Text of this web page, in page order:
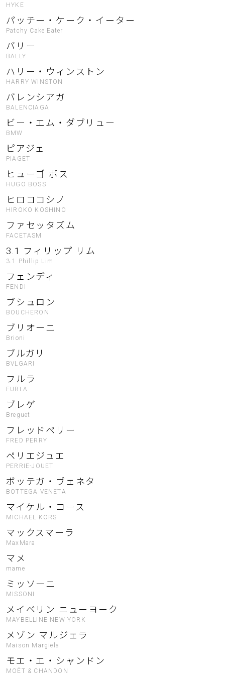
HYKE
パッチー・ケーク・イーター
Patchy Cake Eater
バリー
BALLY
ハリー・ウィンストン
HARRY WINSTON
バレンシアガ
BALENCIAGA
ビー・エム・ダブリュー
BMW
ピアジェ
PIAGET
ヒューゴ ボス
HUGO BOSS
ヒロココシノ
HIROKO KOSHINO
ファセッタズム
FACETASM
3.1 フィリップ リム
3.1 Phillip Lim
フェンディ
FENDI
ブシュロン
BOUCHERON
ブリオーニ
Brioni
ブルガリ
BVLGARI
フルラ
FURLA
ブレゲ
Breguet
フレッドペリー
FRED PERRY
ペリエジュエ
PERRIE-JOUET
ボッテガ・ヴェネタ
BOTTEGA VENETA
マイケル・コース
MICHAEL KORS
マックスマーラ
MaxMara
マメ
mame
ミッソーニ
MISSONI
メイベリン ニューヨーク
MAYBELLINE NEW YORK
メゾン マルジェラ
Maison Margiela
モエ・エ・シャンドン
MOËT & CHANDON